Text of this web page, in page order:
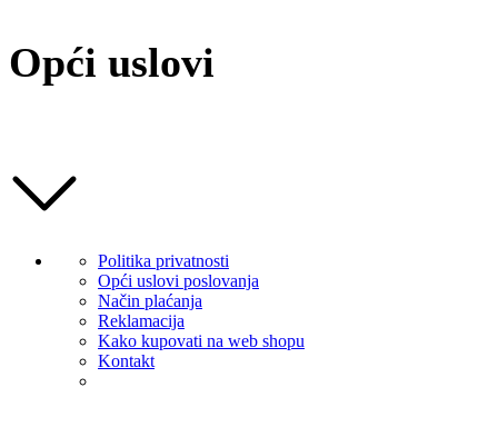
Opći uslovi
Politika privatnosti
Opći uslovi poslovanja
Način plaćanja
Reklamacija
Kako kupovati na web shopu
Kontakt